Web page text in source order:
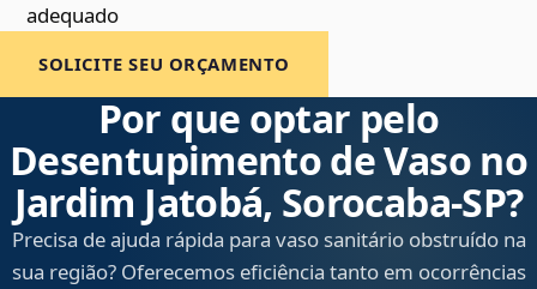
adequado
SOLICITE SEU ORÇAMENTO
Por que optar pelo
Desentupimento de Vaso no
Jardim Jatobá, Sorocaba‑SP?
Precisa de ajuda rápida para vaso sanitário obstruído na
sua região? Oferecemos eficiência tanto em ocorrências